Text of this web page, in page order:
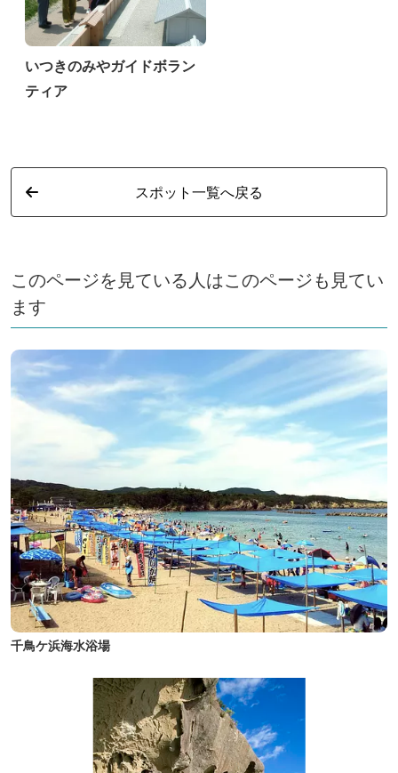
いつきのみやガイドボラン
ティア
スポット一覧へ戻る
このページを見ている人はこのページも見てい
ます
千鳥ケ浜海水浴場